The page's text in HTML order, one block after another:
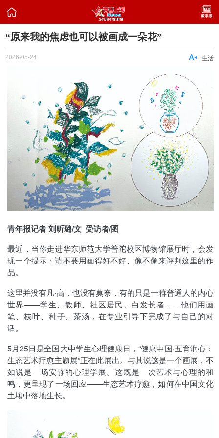

“原来我的焦虑也可以被画成一朵花”
2026-05-24 生活

青年报记者 刘昕璐/文 受访者/图
最近，当你走进华东师范大学普陀校区博物馆展厅时，会发
现一个提示：请不要用画得好不好、像不像来评判这里的作
品。
这里并没有凡·高，也没有莫奈，有的只是一群普通人的内心
世界——学生、教师、社区居民、白发长者……他们用画
笔、枝叶、种子、茶汤，在专业引导下完成了与自己的对
话。
5月25日是全国大中学生心理健康日，“健康中国·五育润心：
生态艺术疗愈主题展”正在此展出。与其说这是一个画展，不
如说是一场安静的心理学展。这既是一次艺术与心理的和
鸣，更呈现了一场回应——生态艺术疗愈，如何在中国文化
土壤中落地生长。